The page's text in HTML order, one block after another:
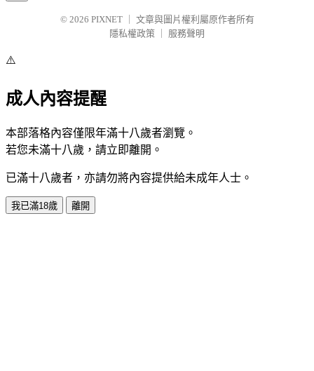
© 2026 PIXNET
文章與圖片權利屬原作者所有
隱私權政策
服務聲明
⚠️
成人內容提醒
本部落格內容僅限年滿十八歲者瀏覽。
若您未滿十八歲，請立即離開。
已滿十八歲者，亦請勿將內容提供給未成年人士。
我已滿18歲 離開